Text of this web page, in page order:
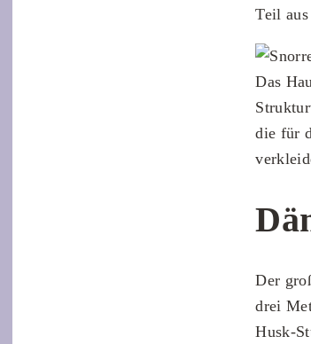
Teil
Das
die für
Der
drei
Husk-